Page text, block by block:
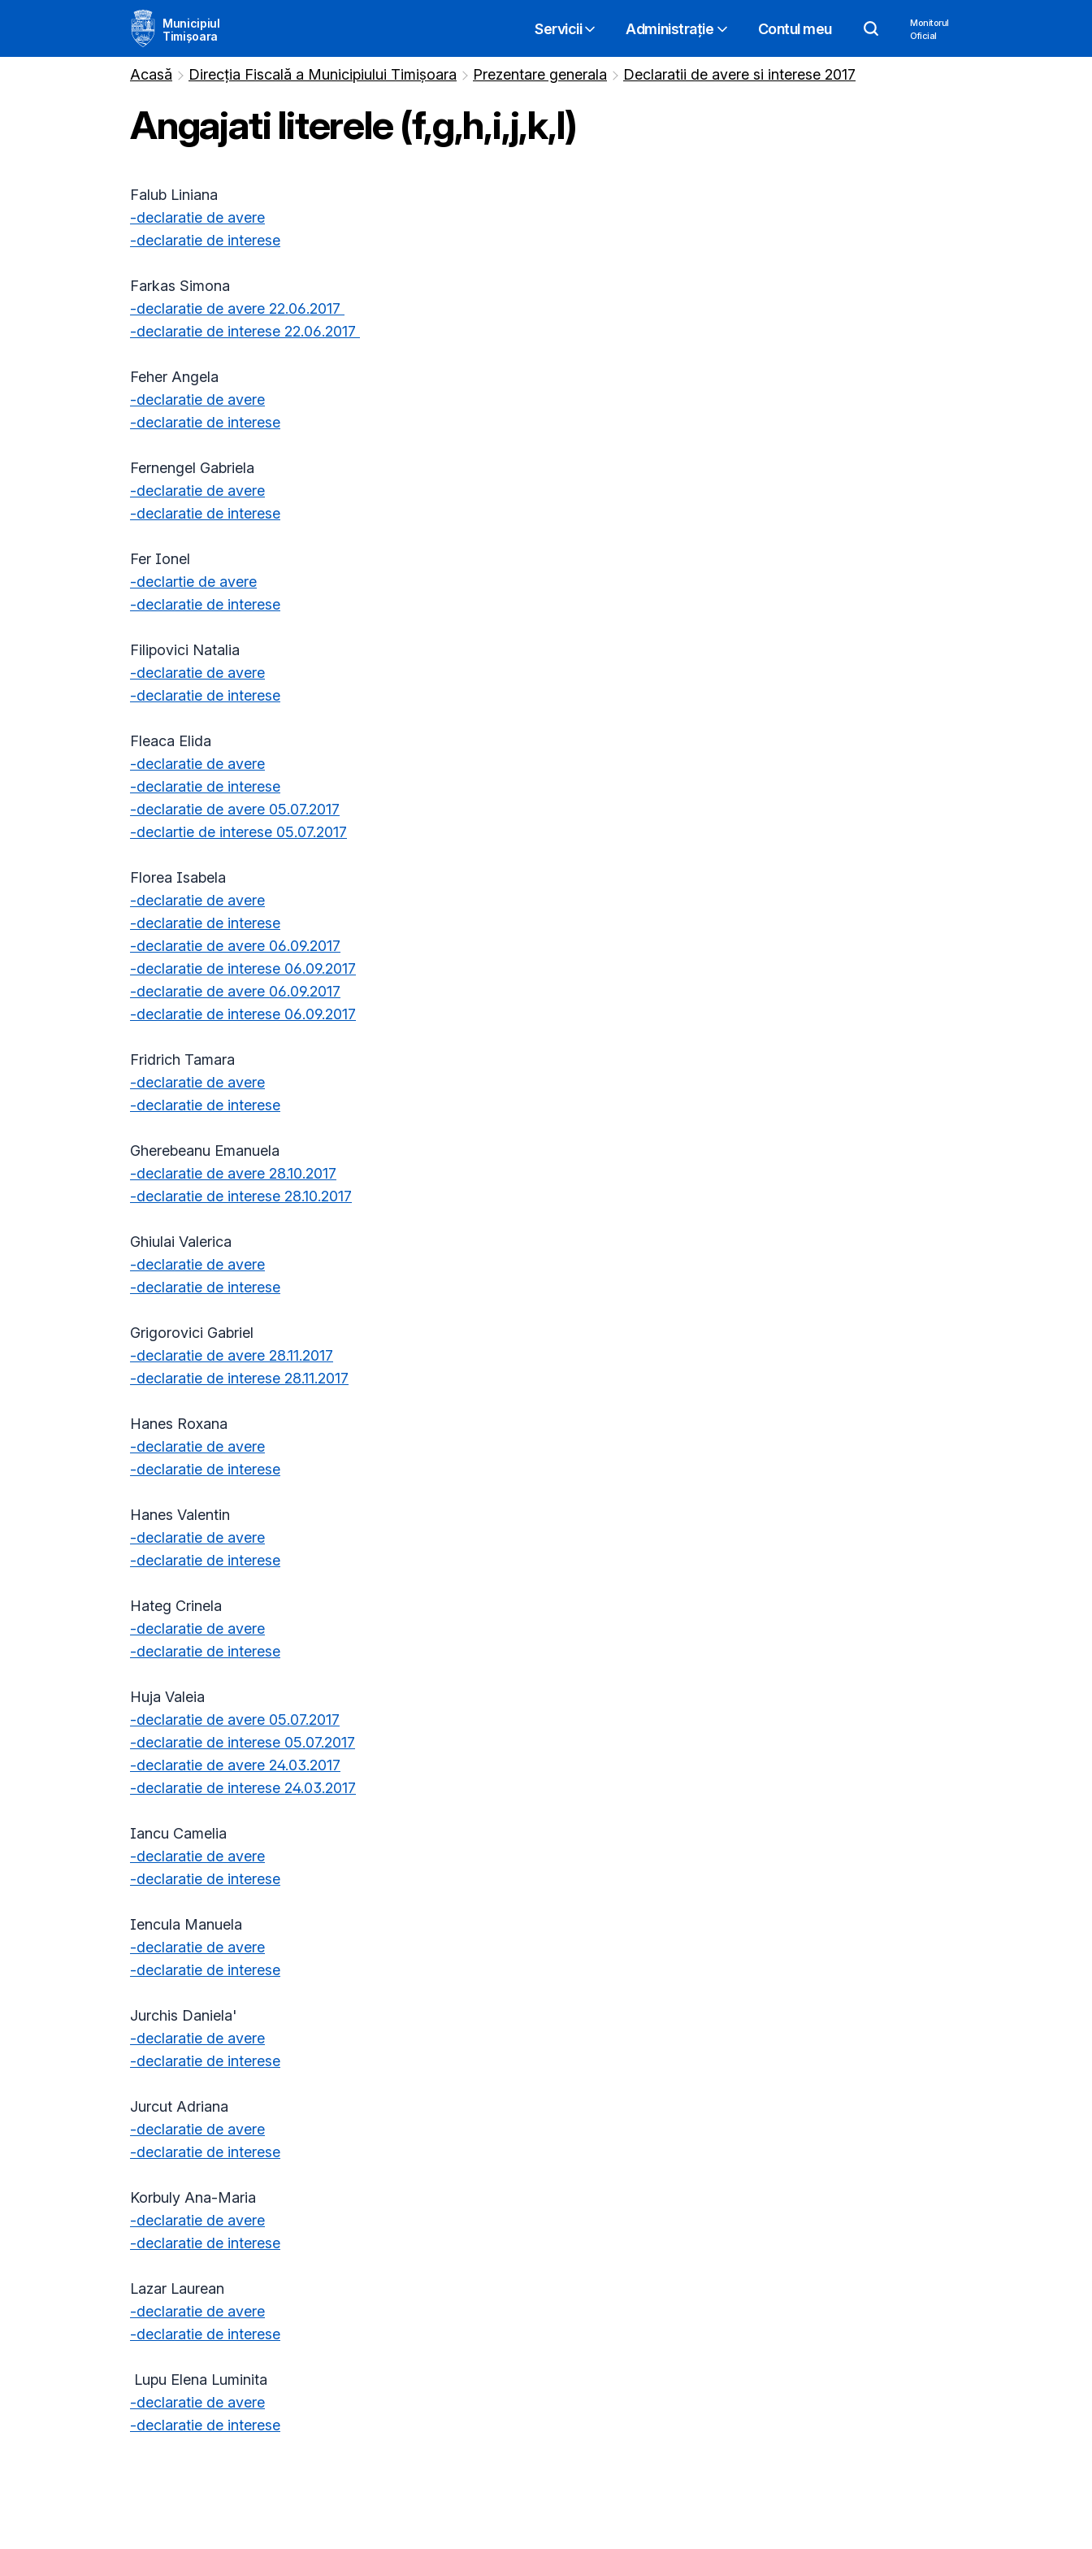
Municipiul
Timișoara
Servicii Administrație Contul meu
Monitorul
Oficial
Acasă Direcția Fiscală a Municipiului Timișoara Prezentare generala Declaratii de avere si interese 2017
Angajati literele (f,g,h,i,j,k,l)
Falub Liniana
-declaratie de avere
-declaratie de interese
Farkas Simona
-declaratie de avere 22.06.2017
-declaratie de interese 22.06.2017
Feher Angela
-declaratie de avere
-declaratie de interese
Fernengel Gabriela
-declaratie de avere
-declaratie de interese
Fer Ionel
-declartie de avere
-declaratie de interese
Filipovici Natalia
-declaratie de avere
-declaratie de interese
Fleaca Elida
-declaratie de avere
-declaratie de interese
-declaratie de avere 05.07.2017
-declartie de interese 05.07.2017
Florea Isabela
-declaratie de avere
-declaratie de interese
-declaratie de avere 06.09.2017
-declaratie de interese 06.09.2017
-declaratie de avere 06.09.2017
-declaratie de interese 06.09.2017
Fridrich Tamara
-declaratie de avere
-declaratie de interese
Gherebeanu Emanuela
-declaratie de avere 28.10.2017
-declaratie de interese 28.10.2017
Ghiulai Valerica
-declaratie de avere
-declaratie de interese
Grigorovici Gabriel
-declaratie de avere 28.11.2017
-declaratie de interese 28.11.2017
Hanes Roxana
-declaratie de avere
-declaratie de interese
Hanes Valentin
-declaratie de avere
-declaratie de interese
Hateg Crinela
-declaratie de avere
-declaratie de interese
Huja Valeia
-declaratie de avere 05.07.2017
-declaratie de interese 05.07.2017
-declaratie de avere 24.03.2017
-declaratie de interese 24.03.2017
Iancu Camelia
-declaratie de avere
-declaratie de interese
Iencula Manuela
-declaratie de avere
-declaratie de interese
Jurchis Daniela'
-declaratie de avere
-declaratie de interese
Jurcut Adriana
-declaratie de avere
-declaratie de interese
Korbuly Ana-Maria
-declaratie de avere
-declaratie de interese
Lazar Laurean
-declaratie de avere
-declaratie de interese
Lupu Elena Luminita
-declaratie de avere
-declaratie de interese